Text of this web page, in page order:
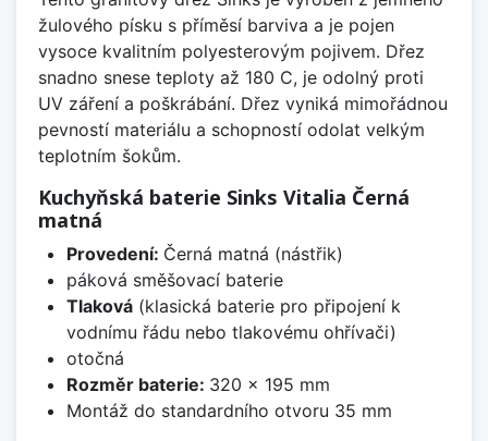
žulového písku s příměsí barviva a je pojen
vysoce kvalitním polyesterovým pojivem. Dřez
snadno snese teploty až 180 C, je odolný proti
UV záření a poškrábání. Dřez vyniká mimořádnou
pevností materiálu a schopností odolat velkým
teplotním šokům.
Kuchyňská baterie Sinks Vitalia Černá
matná
Provedení: Černá matná (nástřik)
páková směšovací baterie
Tlaková(klasická baterie pro připojení k
vodnímu řádu nebo tlakovému ohřívači)
otočná
Rozměr baterie: 320 x 195 mm
Montáž do standardního otvoru 35 mm